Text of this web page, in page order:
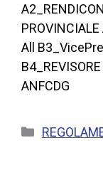
All
ANFCDG